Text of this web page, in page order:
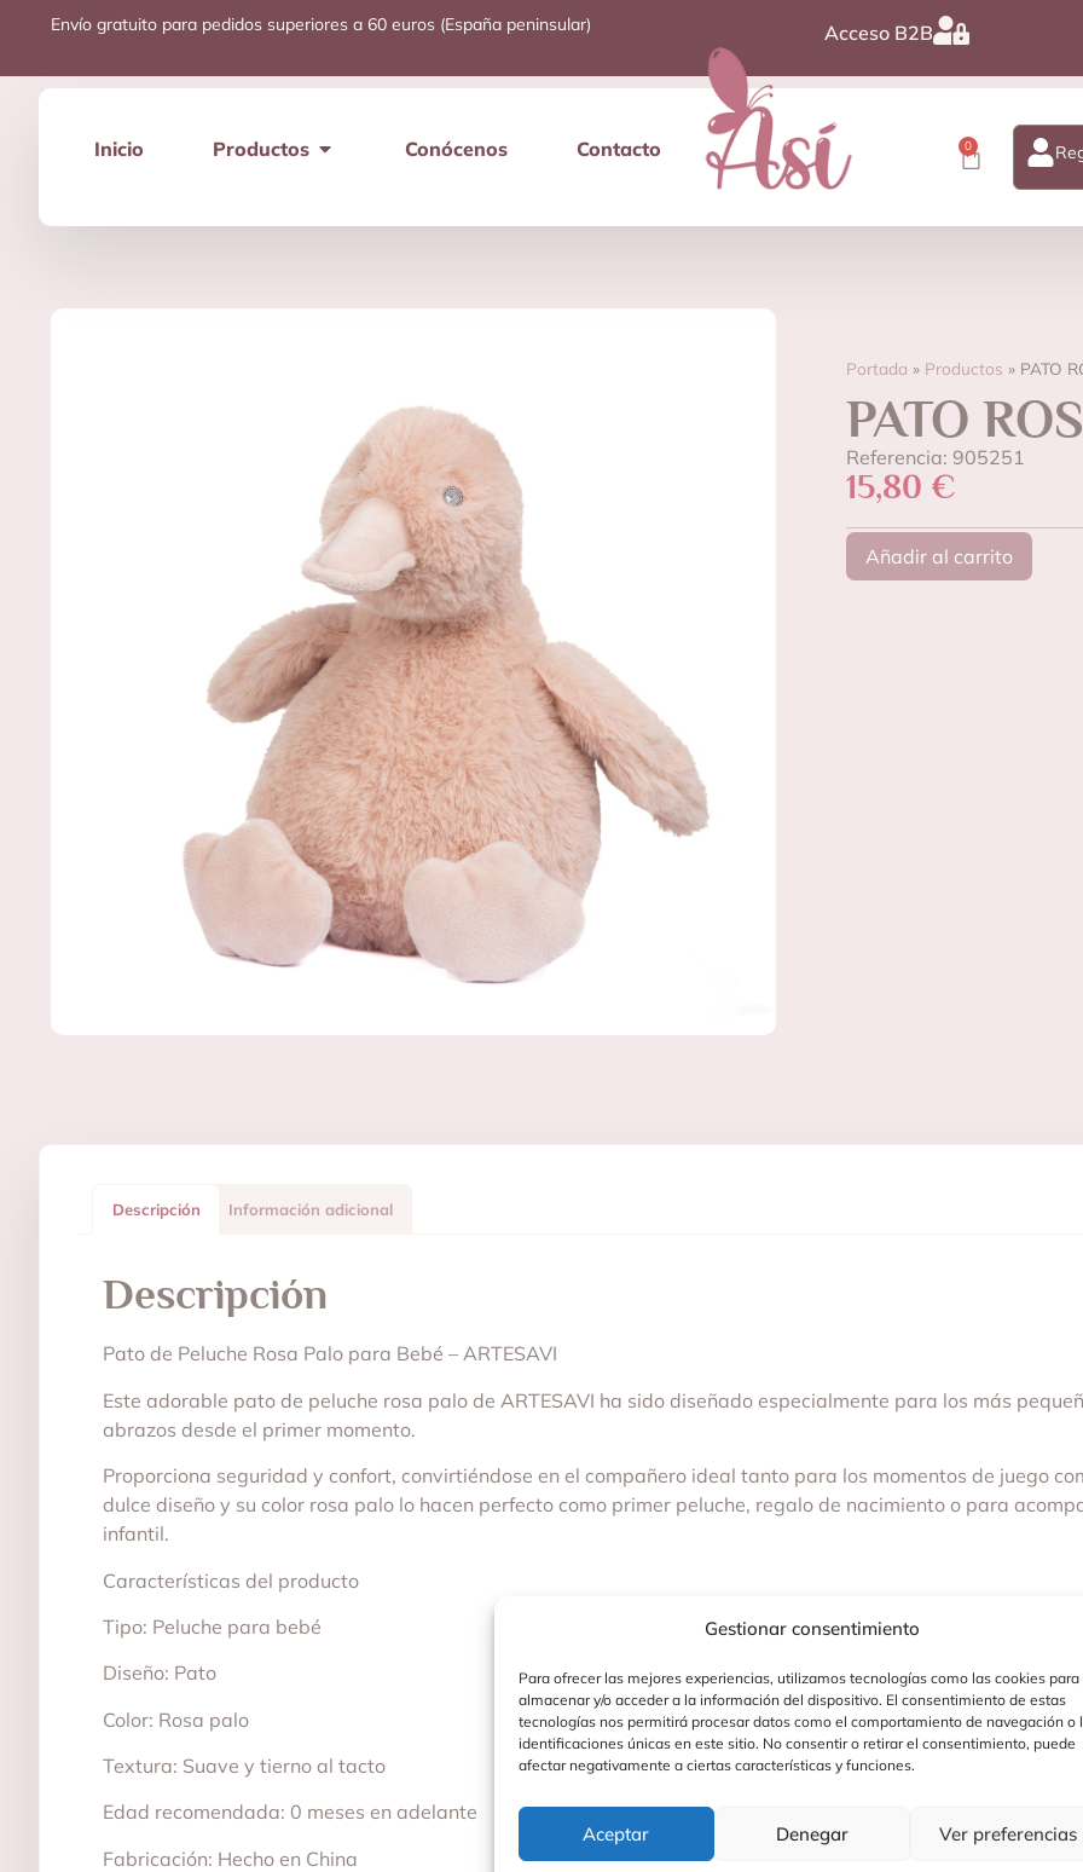
Gestionar consentimiento
Para ofrecer las mejores experiencias, utilizamos tecnologías como las cookies para
almacenar y/o acceder a la información del dispositivo. El consentimiento de estas
tecnologías nos permitirá procesar datos como el comportamiento de navegación o
identificaciones únicas en este sitio. No consentir o retirar el consentimiento, puede
afectar negativamente a ciertas características y funciones.
Aceptar Denegar Ver preferencias
Envío gratuito para pedidos superiores a 60 euros (España peninsular) Acceso B2B
Inicio Productos Conócenos Contacto 0
Portada » Productos » PATO
PATO
Referencia: 905251
15,80 €
Añadir al carrito
Descripción Información adicional
Descripción
Pato de Peluche Rosa Palo para Bebé – ARTESAVI
Este adorable pato de peluche rosa palo de ARTESAVI ha sido diseñado especialmente para los más
abrazos desde el primer momento.
Proporciona seguridad y confort, convirtiéndose en el compañero ideal tanto para los momentos de juego
dulce diseño y su color rosa palo lo hacen perfecto como primer peluche, regalo de nacimiento o para
infantil.
Características del producto
Tipo: Peluche para bebé
Diseño: Pato
Color: Rosa palo
Textura: Suave y tierno al tacto
Edad recomendada: 0 meses en adelante
Fabricación: Hecho en China